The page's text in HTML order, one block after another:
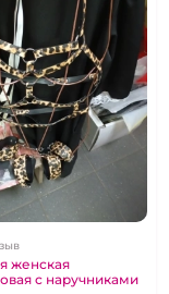
женская
с наручниками